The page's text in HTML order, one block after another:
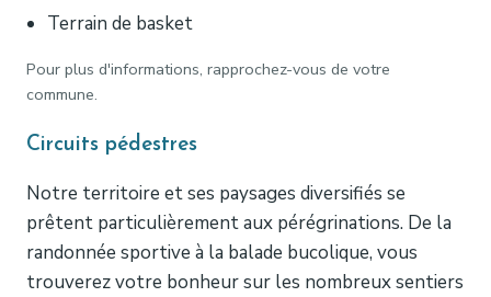
Terrain de basket
Pour plus d'informations, rapprochez-vous de votre
commune.
Circuits pédestres
Notre territoire et ses paysages diversifiés se
prêtent particulièrement aux pérégrinations. De la
randonnée sportive à la balade bucolique, vous
trouverez votre bonheur sur les nombreux sentiers